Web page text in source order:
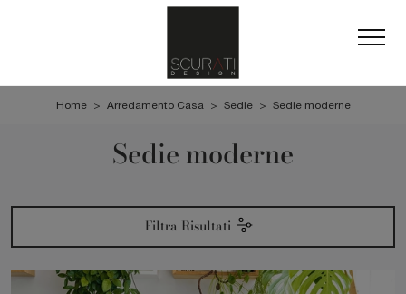
Home > Arredamento Casa > Sedie > Sedie moderne
Sedie moderne
Filtra Risultati